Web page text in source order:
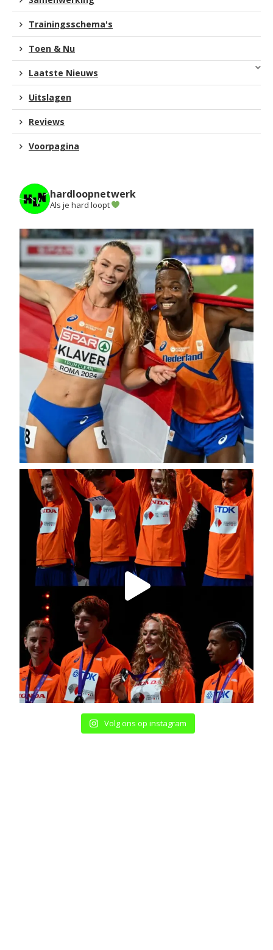
Trainingsschema's
Toen & Nu
Laatste Nieuws
Uitslagen
Reviews
Voorpagina
hardloopnetwerk
Als je hard loopt
Volg ons op instagram